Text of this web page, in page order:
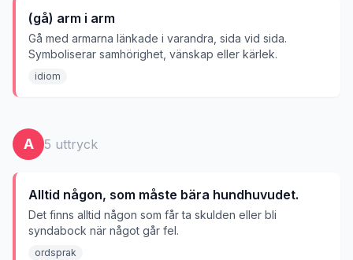
(gå) arm i arm
Gå med armarna länkade i varandra, sida vid sida.
Symboliserar samhörighet, vänskap eller kärlek.
idiom
A 5 uttryck
Alltid någon, som måste bära hundhuvudet.
Det finns alltid någon som får ta skulden eller bli
syndabock när något går fel.
ordsprak